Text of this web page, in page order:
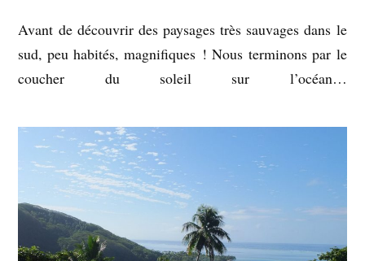
Avant de découvrir des paysages très sauvages dans le
sud, peu habités, magnifiques ! Nous terminons par le
coucher du soleil sur l’océan…